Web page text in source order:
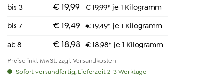
bis 3 € 19,99 € 19,99* je 1 Kilogramm
bis 7 € 19,49 € 19,49* je 1 Kilogramm
ab 8 € 18,98 € 18,98* je 1 Kilogramm
Preise inkl. MwSt. zzgl. Versandkosten
Sofort versandfertig, Lieferzeit 2-3 Werktage